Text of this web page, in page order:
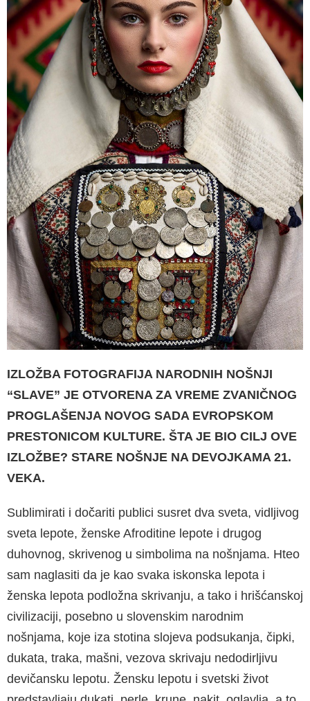
IZLOŽBA FOTOGRAFIJA NARODNIH NOŠNJI
“SLAVE” JE OTVORENA ZA VREME ZVANIČNOG
PROGLAŠENJA NOVOG SADA EVROPSKOM
PRESTONICOM KULTURE. ŠTA JE BIO CILJ OVE
IZLOŽBE? STARE NOŠNJE NA DE­VOJKAMA 21.
VEKA.
Sublimirati i dočariti publici susret dva sveta, vidljivog
sveta lepote, ženske Afroditine lepo­te i drugog
duhovnog, skrivenog u simbolima na nošnjama. Hteo
sam naglasiti da je kao svaka iskonska lepota i
ženska lepota pod­ložna skrivanju, a tako i hrišćanskoj
civilizaciji, posebno u slovenskim narodnim
nošnjama, koje iza stotina slojeva podsukanja, čipki,
du­kata, traka, mašni, vezova skrivaju nedodirlji­vu
devičansku lepotu. Žensku lepotu i svetski život